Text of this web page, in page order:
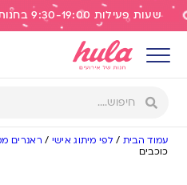
שעות פעילות 9:30-19:00 בחנות | משלוח חינם מעל 299 ש"ח
עמוד הבית / לפי מיתוג אישי / ראנרים
כוכבים